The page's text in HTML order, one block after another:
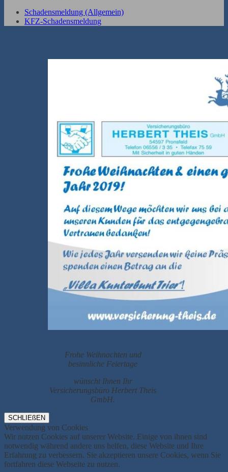
Schadensmeldung (Allgemein)
KFZ-Schadensmeldung
Frohe Weihnachten und
besinnliche Feiertage
wünscht Ihnen Ihr
Versicherungsbüro Herbert Theis
GmbH.
SCHLIEßEN
Verwendung von Cookies
Wir nutzen Cookies auf unserer Website. Einige von ihnen sind
notwendig während andere uns helfen, diese Website und Ihre
Erfahrung zu verbessern. Sie akzeptieren unsere Cookies, wenn Sie
fortfahren diese Webseite zu nutzen.